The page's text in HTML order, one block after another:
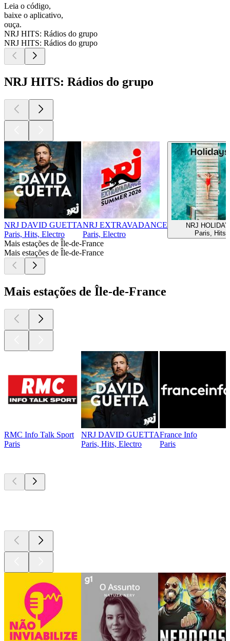
Leia o código,
baixe o aplicativo,
ouça.
NRJ HITS: Rádios do grupo
NRJ HITS: Rádios do grupo
NRJ HITS: Rádios do grupo
NRJ DAVID GUETTA
Paris, Hits, Electro
NRJ EXTRAVADANCE
Paris, Electro
NRJ
Paris, Hits
Mais estações de Île-de-France
Mais estações de Île-de-France
Mais estações de Île-de-France
RMC Info Talk Sport
Paris
NRJ DAVID GUETTA
Paris, Hits, Electro
France Info
Paris